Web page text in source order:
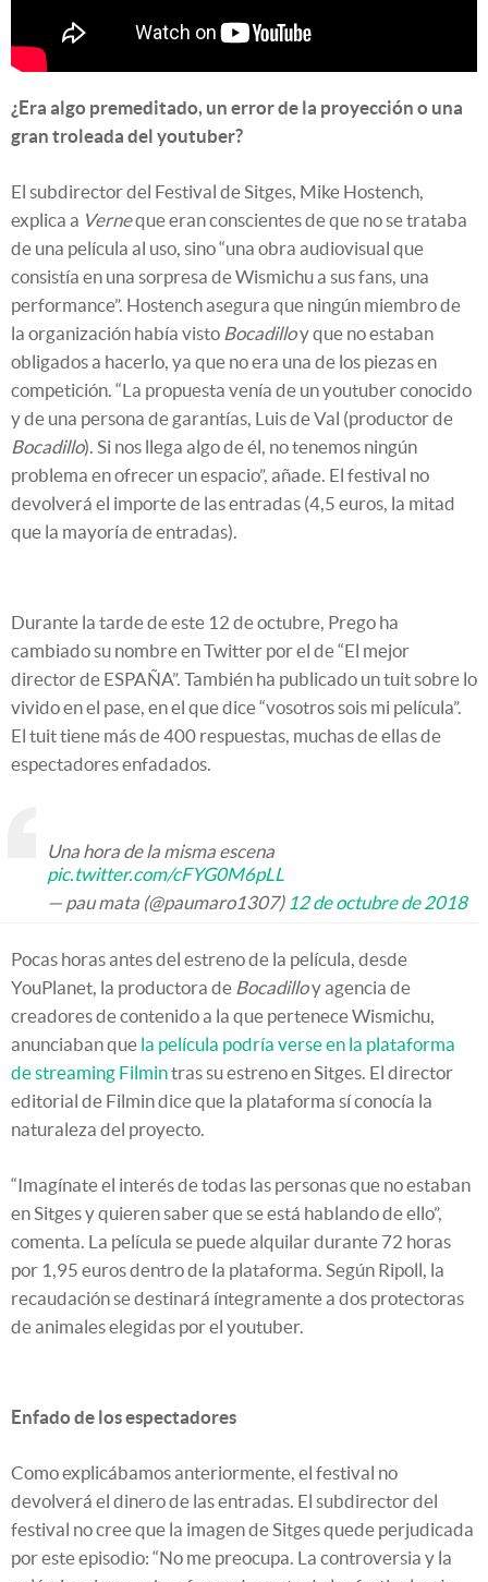
¿Era algo premeditado, un error de la proyección o una
gran troleada del youtuber?
El subdirector del Festival de Sitges, Mike Hostench,
explica a Verneque eran conscientes de que no se trataba
de una película al uso, sino “una obra audiovisual que
consistía en una sorpresa de Wismichu a sus fans, una
performance”. Hostench asegura que ningún miembro de
la organización había visto Bocadilloy que no estaban
obligados a hacerlo, ya que no era una de los piezas en
competición. “La propuesta venía de un youtuber conocido
y de una persona de garantías, Luis de Val (productor de
Bocadillo). Si nos llega algo de él, no tenemos ningún
problema en ofrecer un espacio”, añade. El festival no
devolverá el importe de las entradas (4,5 euros, la mitad
que la mayoría de entradas).
Durante la tarde de este 12 de octubre, Prego ha
cambiado su nombre en Twitter por el de “El mejor
director de ESPAÑA”. También ha publicado un tuit sobre lo
vivido en el pase, en el que dice “vosotros sois mi película”.
El tuit tiene más de 400 respuestas, muchas de ellas de
espectadores enfadados.
Una hora de la misma escena
pic.twitter.com/cFYG0M6pLL
— pau mata (@paumaro1307) 12 de octubre de 2018
Pocas horas antes del estreno de la película, desde
YouPlanet, la productora de Bocadilloy agencia de
creadores de contenido a la que pertenece Wismichu,
anunciaban que la película podría verse en la plataforma
de streaming Filmintras su estreno en Sitges. El director
editorial de Filmin dice que la plataforma sí conocía la
naturaleza del proyecto.
“Imagínate el interés de todas las personas que no estaban
en Sitges y quieren saber que se está hablando de ello”,
comenta. La película se puede alquilar durante 72 horas
por 1,95 euros dentro de la plataforma. Según Ripoll, la
recaudación se destinará íntegramente a dos protectoras
de animales elegidas por el youtuber.
Enfado de los espectadores
Como explicábamos anteriormente, el festival no
devolverá el dinero de las entradas. El subdirector del
festival no cree que la imagen de Sitges quede perjudicada
por este episodio: “No me preocupa. La controversia y la